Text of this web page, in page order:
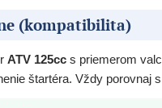
(kompatibilita)
ATV 125cc s priemerom
štartéra. Vždy porovnaj